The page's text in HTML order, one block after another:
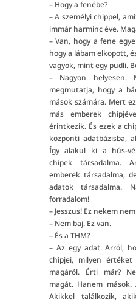
– Hogy a fenébe?
– A személyi chippel,
immár harminc éve.
– Van, hogy a fene
hogy a lábam elkopott,
vagyok, mint egy pudli.
– Nagyon
megmutatja, hogy a
mások számára. Mert
más emberek
érintkezik. És ezek a
központi adatbázisba,
Így alakul ki a hús-
chipek társadalma.
emberek társadalma,
adatok társadalma.
forradalom!
– Jesszus! Ez nekem
– Nem baj. Ez van.
– És a THM?
– Az egy adat. Arról,
chipjei, milyen
magáról. Érti már?
magát. Hanem
Akikkel találkozik,